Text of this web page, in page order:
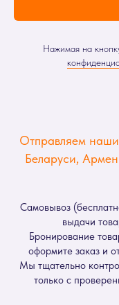
Нажимая на
Отправляем наши
Беларуси,
Самовывоз
выдачи
Бронирование
оформите заказ и
Мы тщательно
только с